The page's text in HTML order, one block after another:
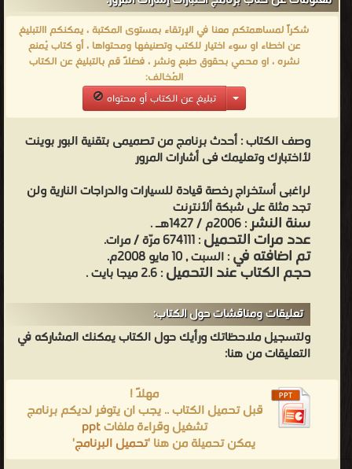
شكراً لمساهمتكم معنا في الإرتقاء بمستوى المكتبة ، يمكنكم االتبليغ
عن اخطاء او سوء اختيار للكتب وتصنيفها ومحتواها ، أو كتاب يُمنع
نشره ، او محمي بحقوق طبع ونشر ، فضلاً قم بالتبليغ عن الكتاب
المُخالف:
تبليغ عن الكتاب أو محتواه
وصف الكتاب :أحدث برنامج من تصميمى بتقنية البور بوينت
لأاختبارك وتعليمك فى أشارات المرور
لراغبى أستخراج رخصة قيادة للسيارات والدراجات النارية ولن
تجد مثلة على شبكة ألأنترنت
سنة النشر: 2006م / 1427هـ .
عدد مرات التحميل: 674111 مرّة / مرات.
تم اضافته في: السبت , 10 مايو 2008م.
حجم الكتاب عند التحميل: 2.6 ميجا بايت .
تعليقات ومناقشات حول الكتاب:
ولتسجيل ملاحظاتك ورأيك حول الكتاب يمكنك المشاركه في
التعليقات من هنا:
مهلاً !
قبل تحميل الكتاب .. يجب ان يتوفر لديكم برنامج
تشغيل وقراءة ملفاتppt
يمكن تحميلة من هنا 'تحميل البرنامج'